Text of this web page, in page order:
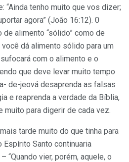
“Ainda tenho muito que vos dizer;
agora” (João 16:12). 0
alimento “sólido” como de
você dá alimento sólido para um
com o alimento e o
que deve levar muito tempo
de-jeová desaprenda as falsas
e reaprenda a verdade da Bíblia,
muito para digerir de cada vez.
tarde muito do que tinha para
Espírito Santo continuaria
“Quando vier, porém, aquele, o